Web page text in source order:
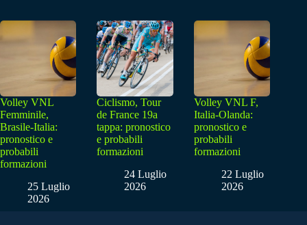
Volley VNL
Femminile,
Brasile-Italia:
pronostico e
probabili
formazioni
25 Luglio
2026
Ciclismo, Tour
de France 19a
tappa: pronostico
e probabili
formazioni
24 Luglio
2026
Volley VNL F,
Italia-Olanda:
pronostico e
probabili
formazioni
22 Luglio
2026